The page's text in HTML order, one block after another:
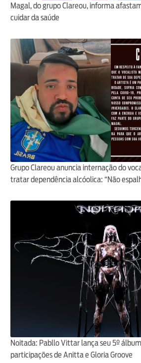
Magal, do grupo Clareou, informa
cuidar da saúde
Grupo Clareou anuncia internação do
tratar dependência alcóolica: “Não
Noitada: Pabllo Vittar lança seu 5º
participações de Anitta e Gloria Groove